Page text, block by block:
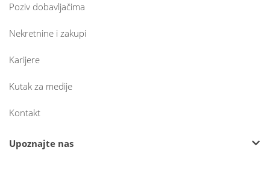
Poziv dobavljačima
Nekretnine i zakupi
Karijere
Kutak za medije
Kontakt
Upoznajte nas